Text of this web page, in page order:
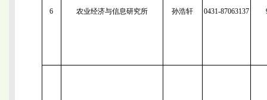
6 农业经济与信息研究所 孙浩轩 0431-87063137